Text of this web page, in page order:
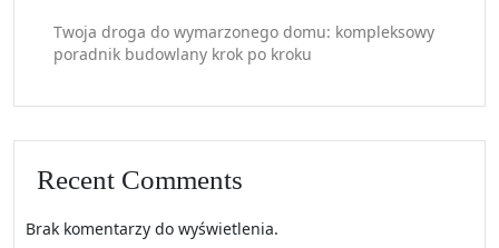
Twoja droga do wymarzonego domu: kompleksowy
poradnik budowlany krok po kroku
Recent Comments
Brak komentarzy do wyświetlenia.